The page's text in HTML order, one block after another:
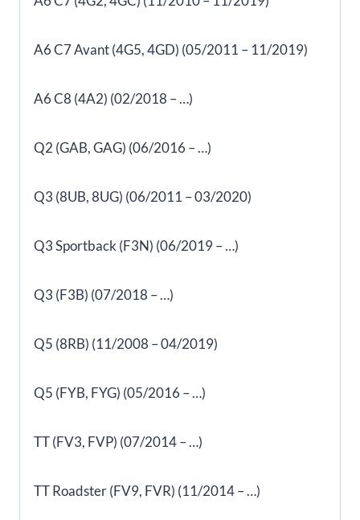
A6 C7 Avant (4G5, 4GD) (05/2011 – 11/2019)
A6 C8 (4A2) (02/2018 – …)
Q2 (GAB, GAG) (06/2016 – …)
Q3 (8UB, 8UG) (06/2011 – 03/2020)
Q3 Sportback (F3N) (06/2019 – …)
Q3 (F3B) (07/2018 – …)
Q5 (8RB) (11/2008 – 04/2019)
Q5 (FYB, FYG) (05/2016 – …)
TT (FV3, FVP) (07/2014 – …)
TT Roadster (FV9, FVR) (11/2014 – …)